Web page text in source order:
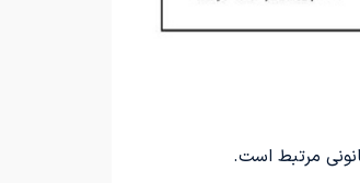
مرتبط است.